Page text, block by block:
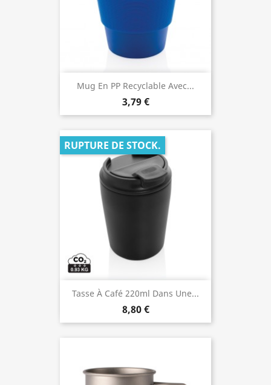
Mug En PP Recyclable Avec...
3,79 €
Tasse À Café 220ml Dans Une...
8,80 €
RUPTURE DE STOCK.